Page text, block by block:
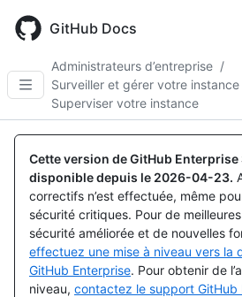
main
GitHub Docs
Administrateurs d’entreprise /
Surveiller et gérer votre instance
Superviser votre instance
Cette version de GitHub
disponible depuis le 2026-04-23.
correctifs n’est effectuée, même
sécurité critiques. Pour de
sécurité améliorée et de nouvelles
effectuez une mise à niveau vers la
GitHub Enterprise. Pour obtenir de
niveau, contactez le support GitHub